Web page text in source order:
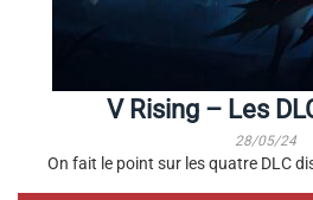
V Rising – Les
28/05/24
On fait le point sur les quatre DLC